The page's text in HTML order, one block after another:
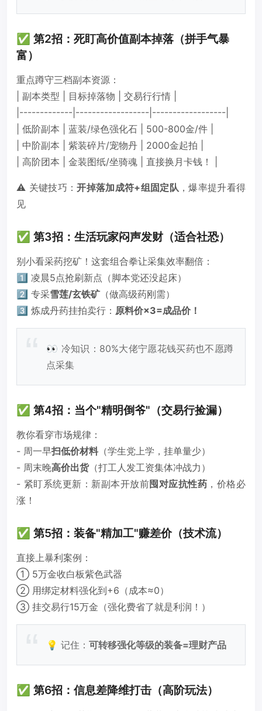
✅ 第2招：死盯高价值副本掉落（拼手气暴
富）
重点蹲守三档副本资源：
| 副本类型 | 目标掉落物 | 交易行行情 |
|-------------|------------------|------------------|
| 低阶副本 | 蓝装/绿色强化石 | 500-800金/件 |
| 中阶副本 | 紫装碎片/宠物丹 | 2000金起拍 |
| 高阶团本 | 金装图纸/坐骑魂 | 直接换月卡钱！ |
⚠️ 关键技巧：开掉落加成符+组固定队 ，爆率提升看得
见
✅ 第3招：生活玩家闷声发财（适合社恐）
别小看采药挖矿！这套组合拳让采集效率翻倍：
1️⃣ 凌晨5点抢刷新点（脚本党还没起床）
2️⃣ 专采雪莲/玄铁矿 （做高级药刚需）
3️⃣ 炼成丹药挂拍卖行： 原料价×3=成品价！
👀 冷知识：80%大佬宁愿花钱买药也不愿蹲
点采集
✅ 第4招：当个"精明倒爷"（交易行捡漏）
教你看穿市场规律：
- 周一早扫低价材料（学生党上学，挂单量少）
- 周末晚高价出货（打工人发工资集体冲战力）
- 紧盯系统更新：新副本开放前囤对应抗性药 ，价格必
涨！
✅ 第5招：装备"精加工"赚差价（技术流）
直接上暴利案例：
① 5万金收白板紫色武器
② 用绑定材料强化到+6（成本≈0）
③ 挂交易行15万金（强化费省了就是利润！）
💡 记住： 可转移强化等级的装备=理财产品
✅ 第6招：信息差降维打击（高阶玩法）